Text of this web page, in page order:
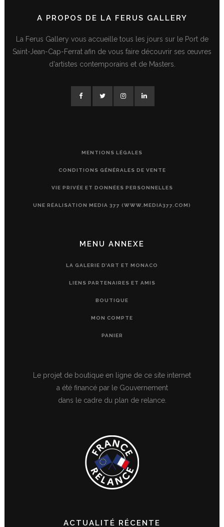
A PROPOS DE LA FERUS GALLERY
La Ferus Gallery vous accueille tous les jours sur le Port de
Saint-Jean-Cap-Ferrat afin de vous faire découvrir ses œuvres
d'artistes contemporains et de Masters.
MENTIONS LÉGALES
CONDITIONS GÉNÉRALES DE VENTE
VIE PRIVÉE ET DONNÉES PERSONNELLES
UNE RÉALISATION MEDIA 377 (WWW.MEDIA377.COM)
MENU ANNEXE
LA GALERIE D’ART ET MONACO
LIENS PARTENAIRES ET AMIS
BOUTIQUE
MON COMPTE
PANIER
Le projet de boutique en ligne de ce site internet
a été financé par le Gouvernement
dans le cadre du plan de relance.
ACTUALITÉ RÉCENTE